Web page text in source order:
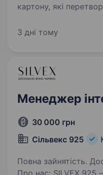
картону, які
бренд під час
3 дні тому
Менеджер
30 000 грн
Сільвекс 925
Повна зайнятість.
Про нас: SILVEX 925